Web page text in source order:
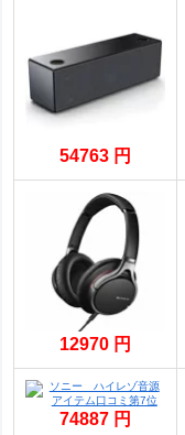
54763 円
12970 円
74887 円